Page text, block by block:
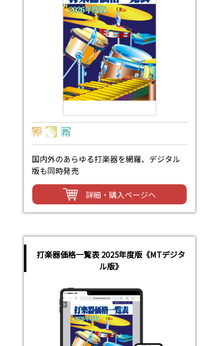
国内外のあらゆる打楽器を網羅、デジタル
版も同時発売
詳細・購入ページへ
打楽器価格一覧表 2025年度版《MTデジタ
ル版》